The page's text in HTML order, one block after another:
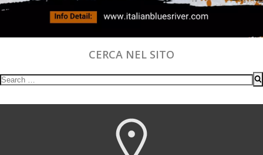
CERCA NEL SITO
Search